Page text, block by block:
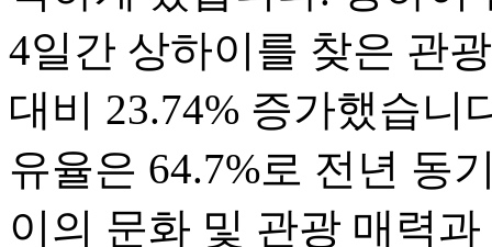
4일간 상하이를 찾은 관
대비 23.74% 증가했습니
유율은 64.7%로 전년 동
이의 문화 및 관광 매력